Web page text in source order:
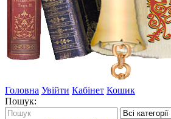
Головна Увійти Кабінет Кошик
Пошук: